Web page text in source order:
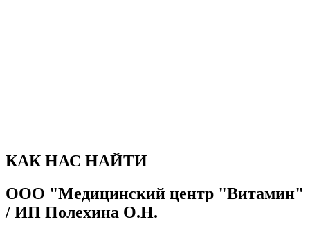
КАК НАС НАЙТИ
ООО "Медицинский центр "Витамин"
/ ИП Полехина О.Н.